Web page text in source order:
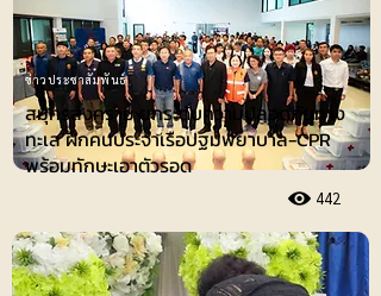
สมุทรสงคราม ยกระดับความปลอดภัยทาง
ทะเล ฝึกคนประจำเรือปฐมพยาบาล-CPR
พร้อมทักษะเอาตัวรอด
442
ข่าวประชาสัมพันธ์